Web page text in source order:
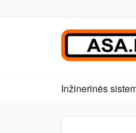
Inžinerinės